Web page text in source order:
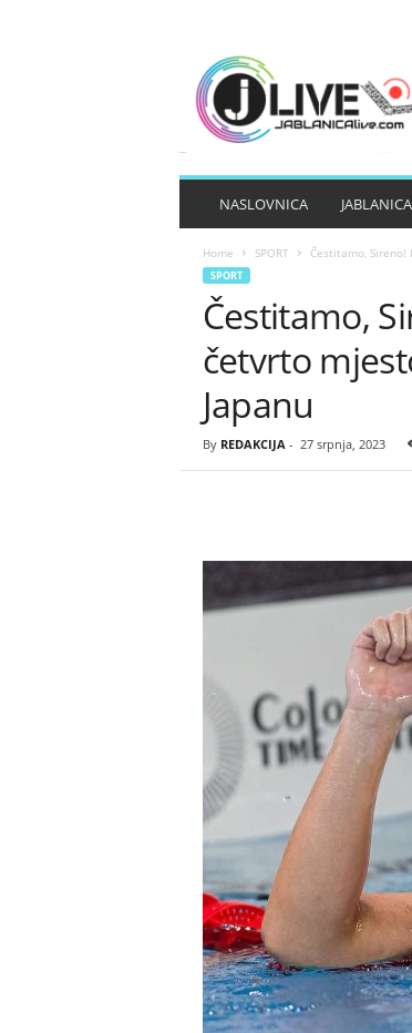
NASLOVNICA JABLANICA
Home SPORT Čestitamo,
SPORT
Čestitamo,
četvrto
Japanu
By REDAKCIJA- 27 srpnja, 2023